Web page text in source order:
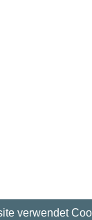
verwendet